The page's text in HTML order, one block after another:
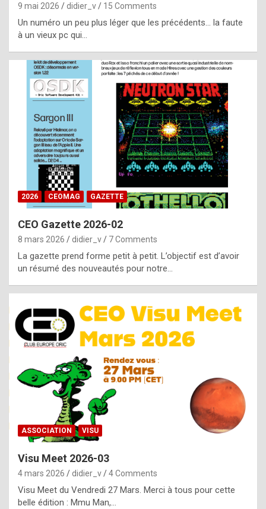
e
f
o
m
m
a
y
b
e
b
y
g
e
n
u
i
n
e
R
o
p
l
9 mai 2026 didier_v 15 Comments
Un numéro un peu plus léger que les précédents… la faute
à un vieux pc qui…
2026 CEOMAG GAZETTE
CEO Gazette 2026-02
8 mars 2026 didier_v 7 Comments
La gazette prend forme petit à petit. L’objectif est d’avoir
un résumé des nouveautés pour notre…
ASSOCIATION VISU
Visu Meet 2026-03
4 mars 2026 didier_v 4 Comments
Visu Meet du Vendredi 27 Mars. Merci à tous pour cette
belle édition : Mmu Man,…